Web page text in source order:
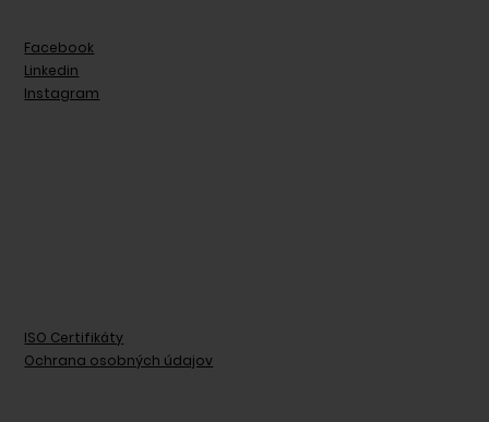
Facebook
Linkedin
Instagram
ISO Certifikáty
Ochrana osobných údajov